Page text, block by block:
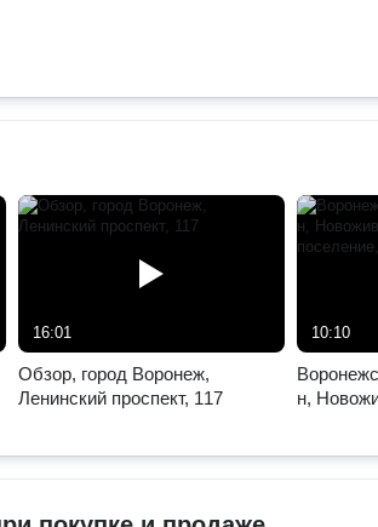
16:01
Обзор, город Воронеж,
Ленинский проспект, 117
10:10
н,